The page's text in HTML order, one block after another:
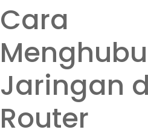
Cara
Jaringan
Router